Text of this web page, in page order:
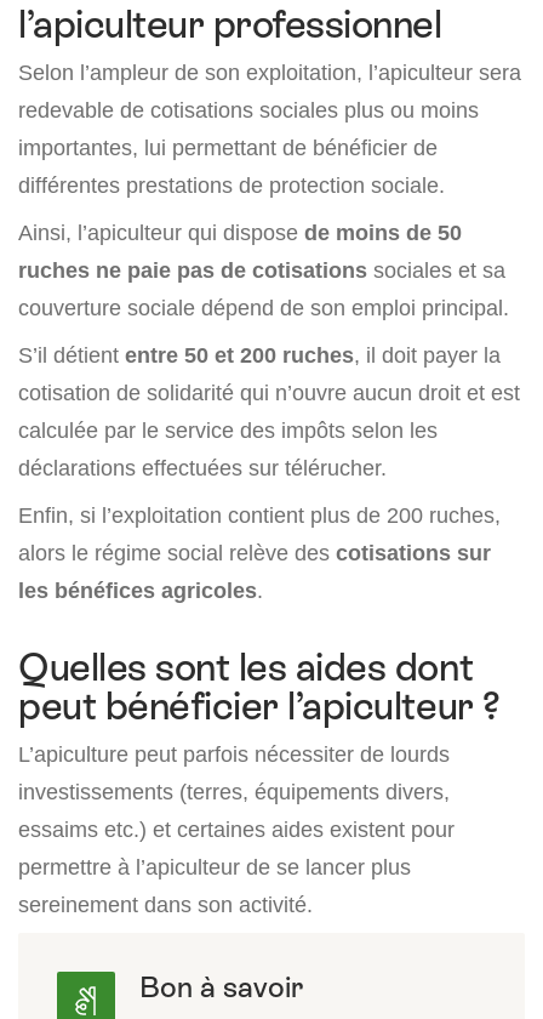
l’apiculteur professionnel
Selon l’ampleur de son exploitation, l’apiculteur sera
redevable de cotisations sociales plus ou moins
importantes, lui permettant de bénéficier de
différentes prestations de protection sociale.
Ainsi, l’apiculteur qui dispose de moins de 50
ruches ne paie pas de cotisations sociales et sa
couverture sociale dépend de son emploi principal.
S’il détient entre 50 et 200 ruches, il doit payer la
cotisation de solidarité qui n’ouvre aucun droit et est
calculée par le service des impôts selon les
déclarations effectuées sur télérucher.
Enfin, si l’exploitation contient plus de 200 ruches,
alors le régime social relève des cotisations sur
les bénéfices agricoles.
Quelles sont les aides dont
peut bénéficier l’apiculteur ?
L’apiculture peut parfois nécessiter de lourds
investissements (terres, équipements divers,
essaims etc.) et certaines aides existent pour
permettre à l’apiculteur de se lancer plus
sereinement dans son activité.
Bon à savoir